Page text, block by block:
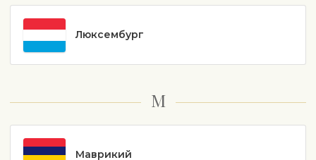
Люксембург
М
Маврикий